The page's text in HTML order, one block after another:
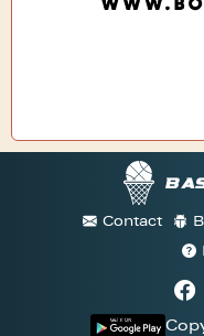
Contact